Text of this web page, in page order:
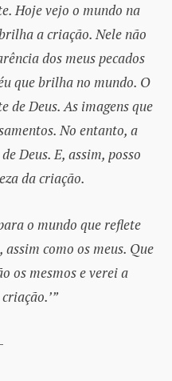
Hoje vejo o mundo na
a criação. Nele não
dos meus pecados
que brilha no mundo. O
de Deus. As imagens que
No entanto, a
Deus. E, assim, posso
da criação.
o mundo que reflete
assim como os meus. Que
os mesmos e verei a